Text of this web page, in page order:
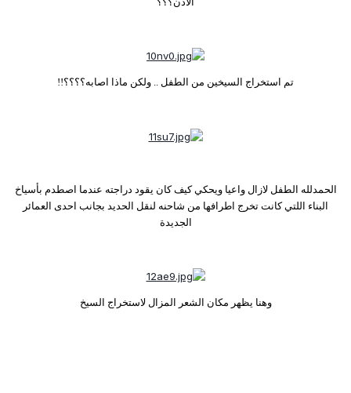
تم استخراج السيخين من الطفل .. ولكن ماذا اصابه؟؟؟؟!!
الحمدلله الطفل لازال واعيا ويحكي كيف كان يقود دراجته عندما اصطدم بأسياخ
البناء اللتي كانت تخرج اطرافها من شاحنه لنقل الحديد بجانب احدى العمائر
الجديدة
وهنا يظهر مكان الشعر المزال لاستخراج السيخ